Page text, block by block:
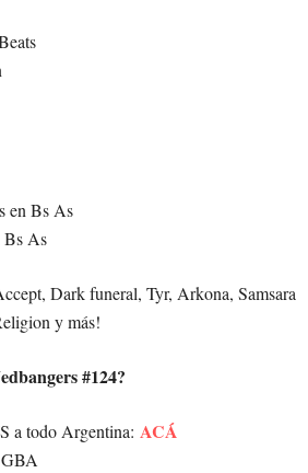
en Bs As
Bs As
Dark funeral, Tyr, Arkona, Samsara
y más!
#124?
a todo Argentina: ACÁ